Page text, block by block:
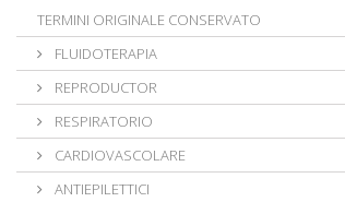
TERMINI ORIGINALE CONSERVATO
FLUIDOTERAPIA
REPRODUCTOR
RESPIRATORIO
CARDIOVASCOLARE
ANTIEPILETTICI